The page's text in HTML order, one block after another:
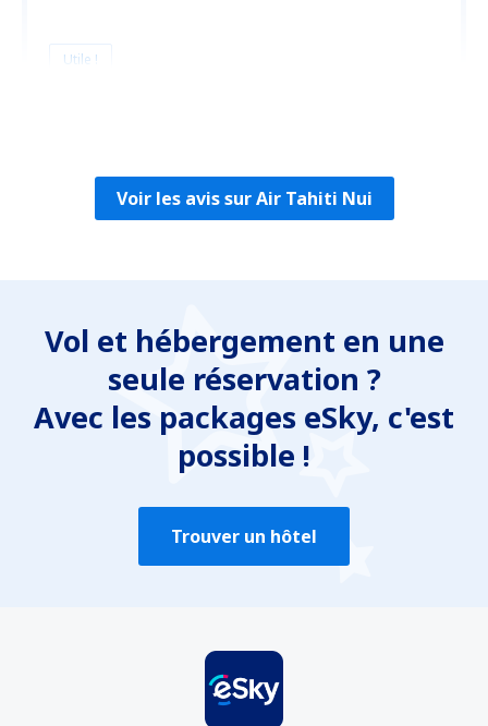
Utile !
Voir les avis sur Air Tahiti Nui
Vol et hébergement en une
seule réservation ?
Avec les packages eSky, c'est
possible !
Trouver un hôtel